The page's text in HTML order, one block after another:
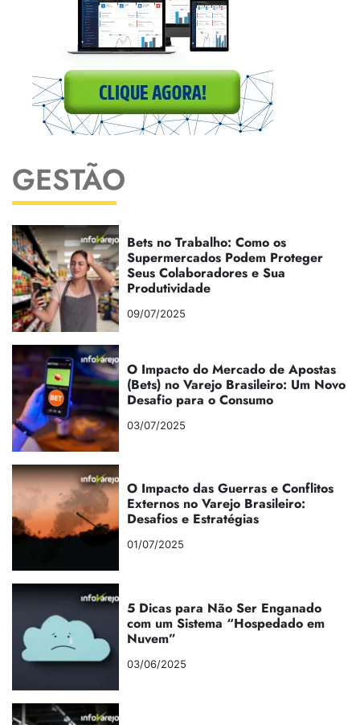
GESTÃO
Bets no Trabalho: Como os
Supermercados Podem Proteger
Seus Colaboradores e Sua
Produtividade
09/07/2025
O Impacto do Mercado de Apostas
(Bets) no Varejo Brasileiro: Um Novo
Desafio para o Consumo
03/07/2025
O Impacto das Guerras e Conflitos
Externos no Varejo Brasileiro:
Desafios e Estratégias
01/07/2025
5 Dicas para Não Ser Enganado
com um Sistema “Hospedado em
Nuvem”
03/06/2025